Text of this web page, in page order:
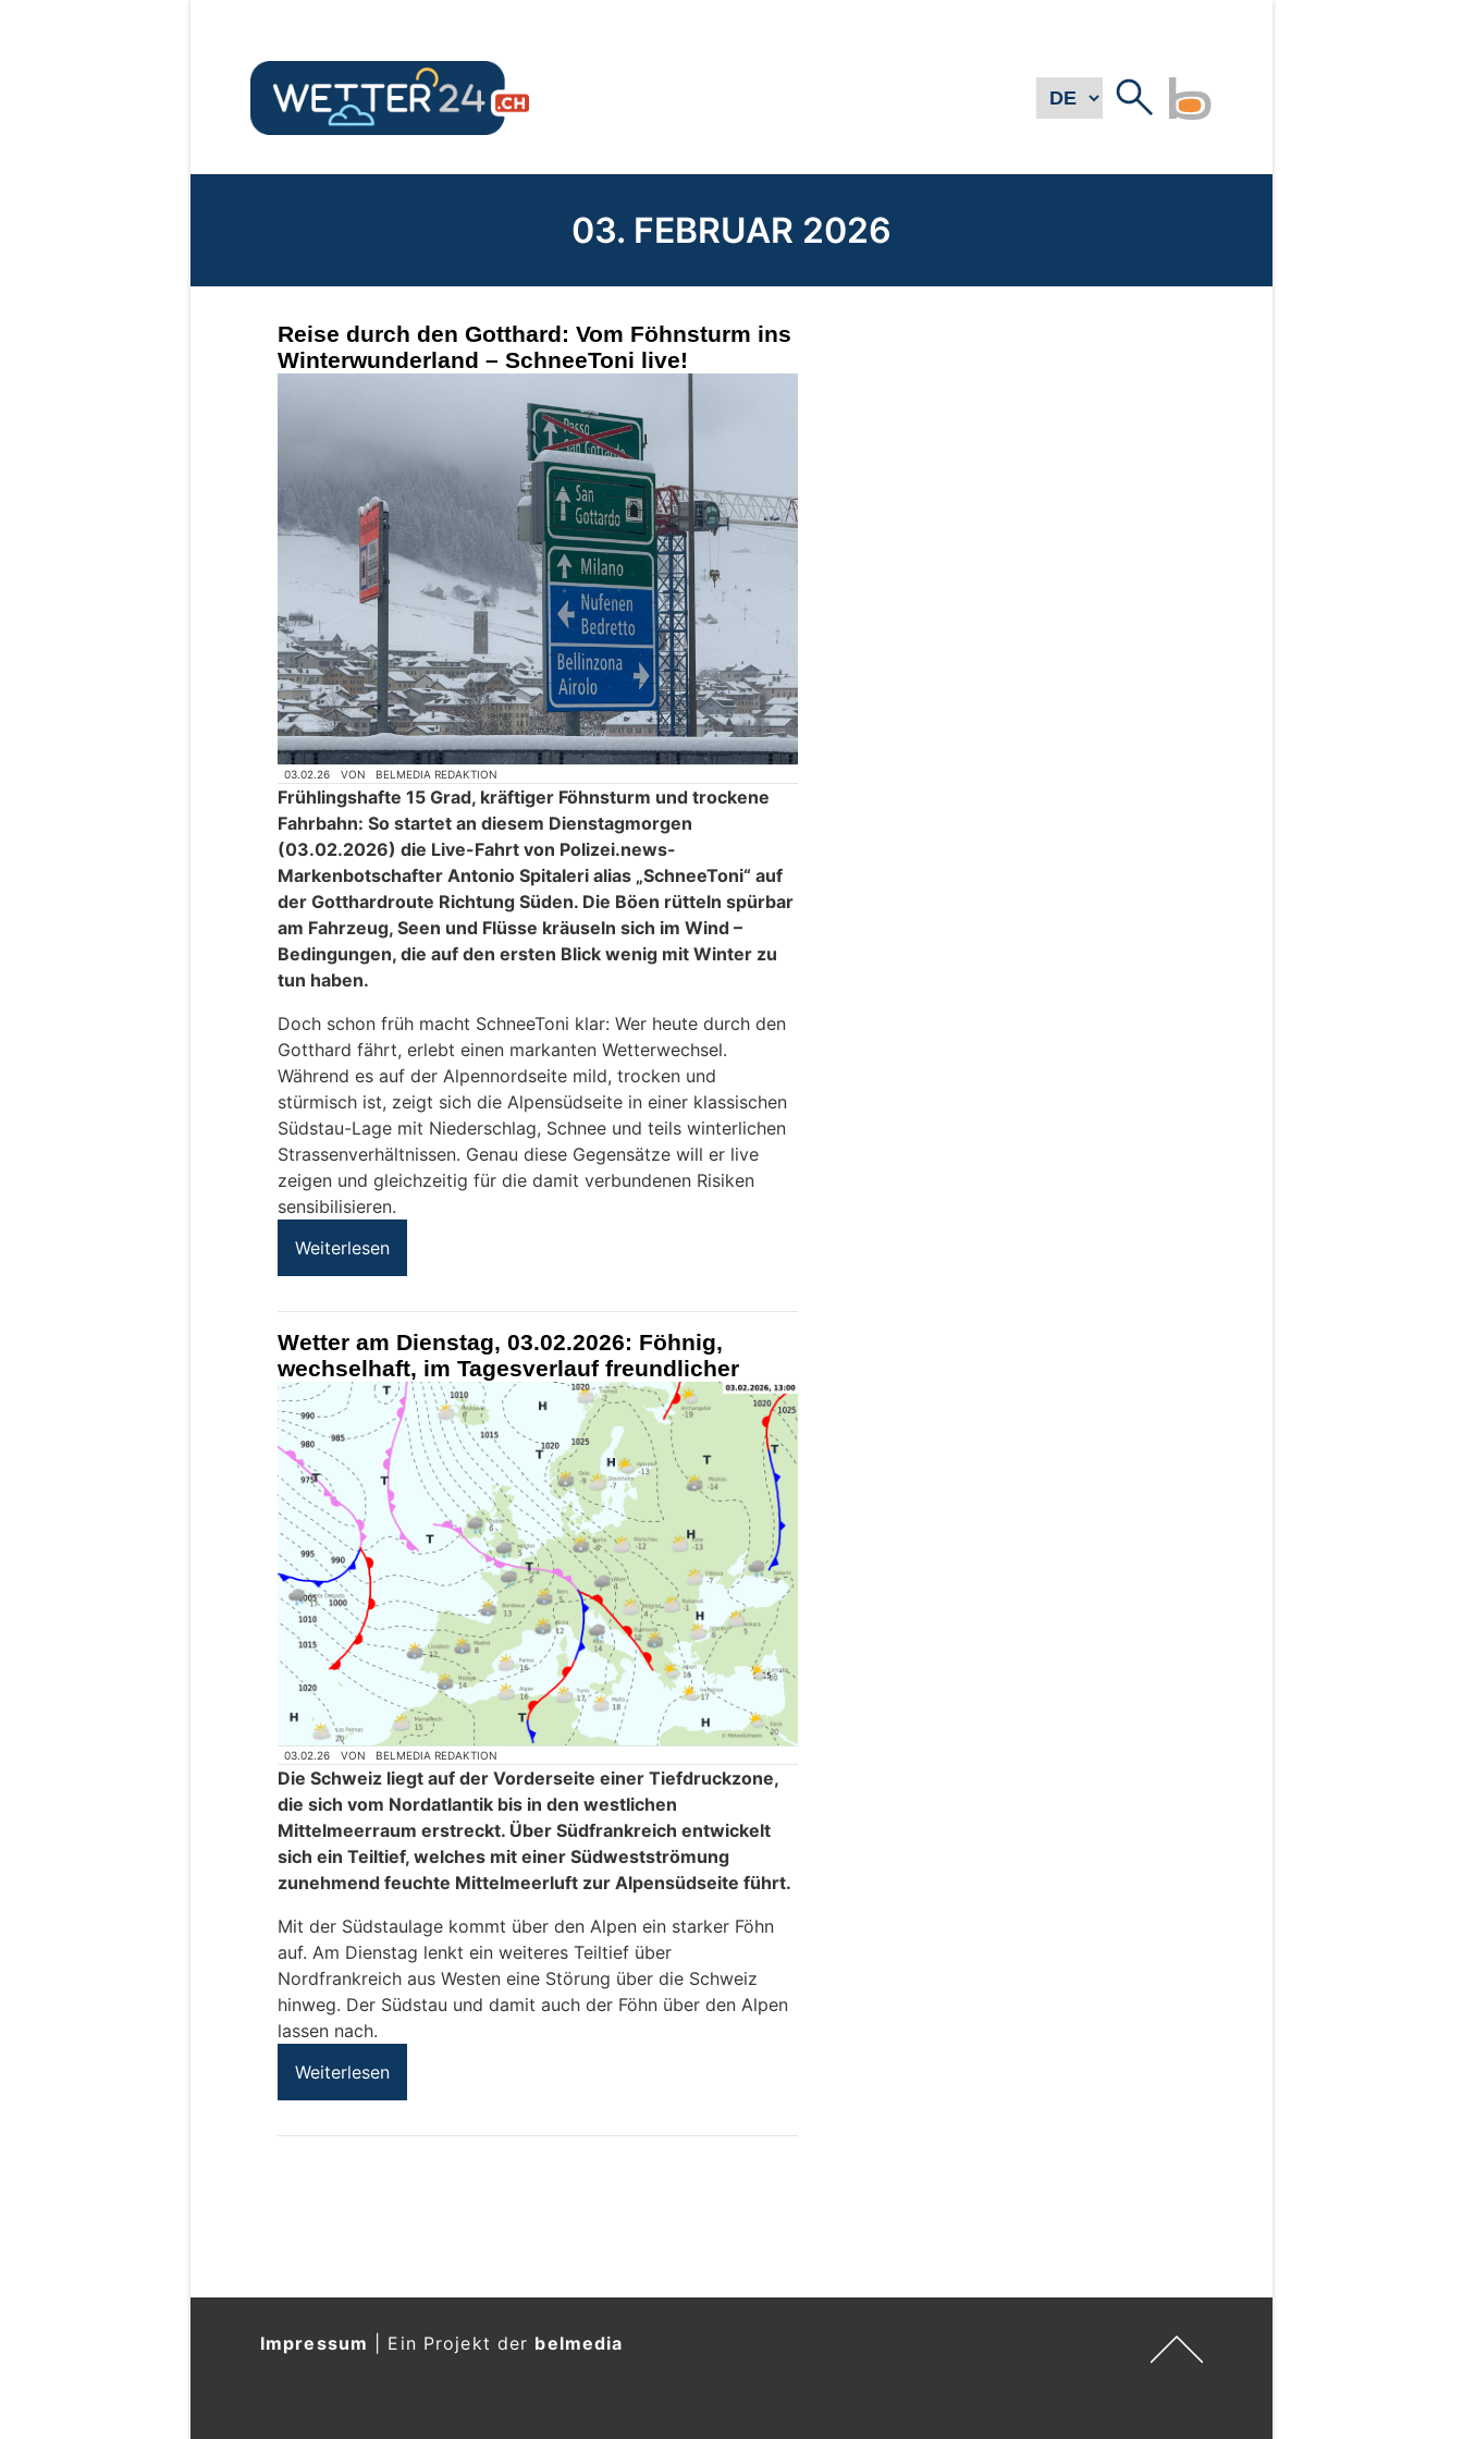
03. FEBRUAR 2026
Reise durch den Gotthard: Vom Föhnsturm ins
Winterwunderland – SchneeToni live!
03.02.26 VON BELMEDIA REDAKTION
Frühlingshafte 15 Grad, kräftiger Föhnsturm und trockene
Fahrbahn: So startet an diesem Dienstagmorgen
(03.02.2026) die Live-Fahrt von Polizei.news-
Markenbotschafter Antonio Spitaleri alias „SchneeToni“ auf
der Gotthardroute Richtung Süden. Die Böen rütteln spürbar
am Fahrzeug, Seen und Flüsse kräuseln sich im Wind –
Bedingungen, die auf den ersten Blick wenig mit Winter zu
tun haben.
Doch schon früh macht SchneeToni klar: Wer heute durch den
Gotthard fährt, erlebt einen markanten Wetterwechsel.
Während es auf der Alpennordseite mild, trocken und
stürmisch ist, zeigt sich die Alpensüdseite in einer klassischen
Südstau-Lage mit Niederschlag, Schnee und teils winterlichen
Strassenverhältnissen. Genau diese Gegensätze will er live
zeigen und gleichzeitig für die damit verbundenen Risiken
sensibilisieren.
Weiterlesen
Wetter am Dienstag, 03.02.2026: Föhnig,
wechselhaft, im Tagesverlauf freundlicher
03.02.26 VON BELMEDIA REDAKTION
Die Schweiz liegt auf der Vorderseite einer Tiefdruckzone,
die sich vom Nordatlantik bis in den westlichen
Mittelmeerraum erstreckt. Über Südfrankreich entwickelt
sich ein Teiltief, welches mit einer Südwestströmung
zunehmend feuchte Mittelmeerluft zur Alpensüdseite führt.
Mit der Südstaulage kommt über den Alpen ein starker Föhn
auf. Am Dienstag lenkt ein weiteres Teiltief über
Nordfrankreich aus Westen eine Störung über die Schweiz
hinweg. Der Südstau und damit auch der Föhn über den Alpen
lassen nach.
Weiterlesen
Impressum Ein Projekt der belmedia